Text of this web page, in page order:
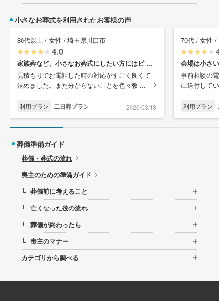
小さなお葬式を利用されたお客様の声
80代以上 / 女性 / 埼玉県川口市
4.0
家族葬など、小さなお葬式にしたい方にはピ ...
見積もりでお電話した時の対応がすごく良くて
決めました。また分からないことを色々教 ...
利用プラン 二日葬プラン 2026/03/18
70代 / 女性 /
会場は小さ
事前相談の
に送付して
利用プラン
葬儀準備ガイド
葬儀・葬式の流れ
喪主のための準備ガイド
└ 葬儀前に考えること
└ 亡くなった後の流れ
└ 葬儀が終わったら
└ 喪主のマナー
カテゴリから調べる